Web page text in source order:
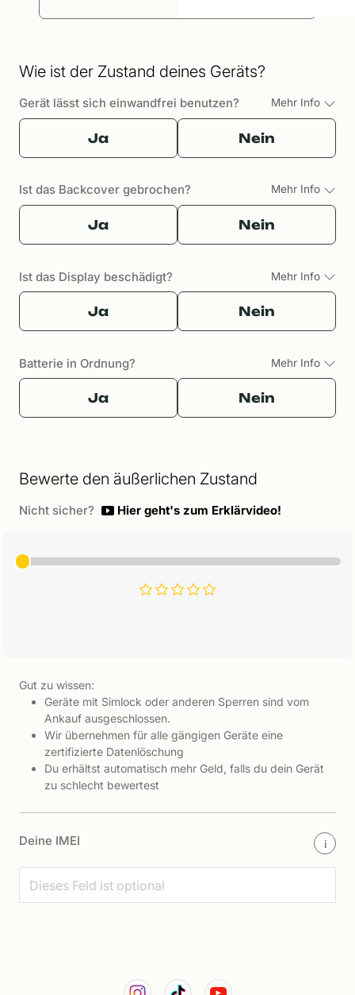
Wie ist der Zustand deines Geräts?
Gerät lässt sich einwandfrei benutzen? Mehr Info
Ja Nein
Ist das Backcover gebrochen? Mehr Info
Ja Nein
Ist das Display beschädigt? Mehr Info
Ja Nein
Batterie in Ordnung? Mehr Info
Ja Nein
Bewerte den äußerlichen Zustand
Nicht sicher? Hier geht's zum Erklärvideo!
Gut zu wissen:
Geräte mit Simlock oder anderen Sperren sind vom
Ankauf ausgeschlossen.
Wir übernehmen für alle gängigen Geräte eine
zertifizierte Datenlöschung
Du erhältst automatisch mehr Geld, falls du dein Gerät
zu schlecht bewertest
Deine IMEI i